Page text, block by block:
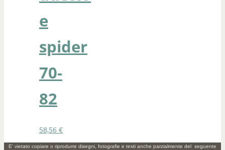
e
spider
70-
82
58,56 €
E' vietato copiare o riprodurre disegni, fotografie e testi anche parzialmente del seguente